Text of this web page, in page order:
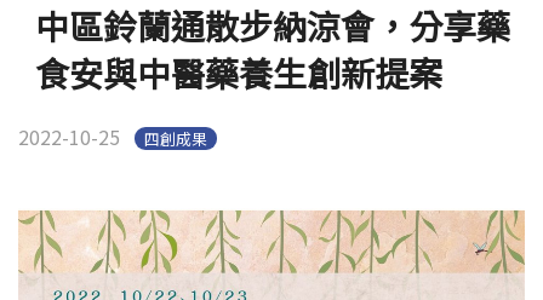
中區鈴蘭通散步納涼會，分享藥
食安與中醫藥養生創新提案
2022-10-25 四創成果